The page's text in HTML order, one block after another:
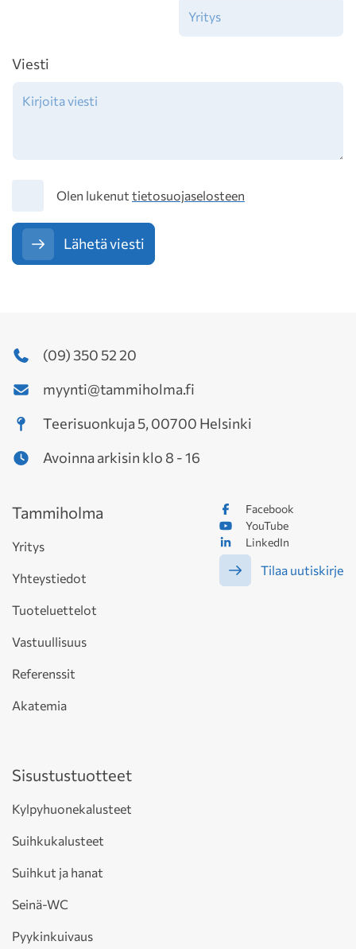
Viesti
TietosuojaOlen lukenut tietosuojaselosteen
Lähetä viesti
(09) 350 52 20
myynti@tammiholma.fi
Teerisuonkuja 5, 00700 Helsinki
Avoinna arkisin klo 8 - 16
Facebook
YouTube
LinkedIn
Tilaa uutiskirje
Tammiholma
Yritys
Yhteystiedot
Tuoteluettelot
Vastuullisuus
Referenssit
Akatemia
Sisustustuotteet
Kylpyhuonekalusteet
Suihkukalusteet
Suihkut ja hanat
Seinä-WC
Pyykinkuivaus